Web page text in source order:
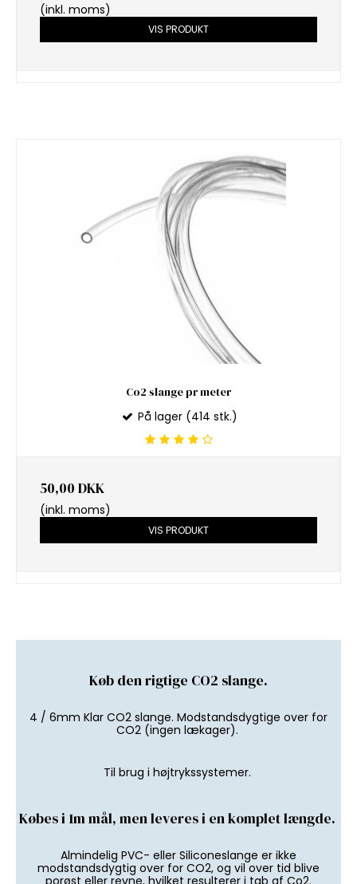
(inkl. moms)
VIS PRODUKT
Co2 slange pr meter
På lager (414 stk.)
50,00 DKK
(inkl. moms)
VIS PRODUKT
Køb den rigtige CO2 slange.
4 / 6mm Klar CO2 slange. Modstandsdygtige over for
CO2 (ingen lækager).
Til brug i højtrykssystemer.
Købes i 1m mål, men leveres i en komplet længde.
Almindelig PVC- eller Siliconeslange er ikke
modstandsdygtig over for CO2, og vil over tid blive